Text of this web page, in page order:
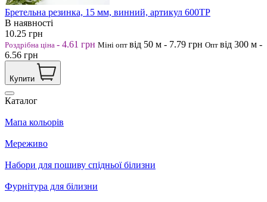
Бретельна резинка, 15 мм, винний, артикул 600ТР
В наявності
10.25 грн
Роздрібна ціна - 4.61 грн Міні опт від 50 м - 7.79 грн Опт від 300 м -
6.56 грн
Купити
Каталог
Мапа кольорів
Мереживо
Набори для пошиву спідньої білизни
Фурнітура для білизни